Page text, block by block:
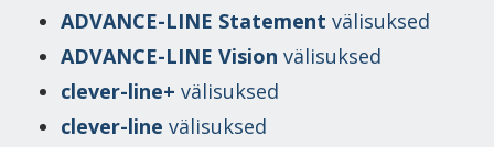
ADVANCE-LINE Statement välisuksed
ADVANCE-LINE Vision välisuksed
clever-line+ välisuksed
clever-line välisuksed